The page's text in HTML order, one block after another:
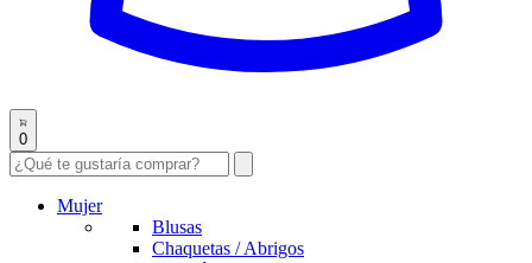
0
Mujer
Blusas
Chaquetas / Abrigos